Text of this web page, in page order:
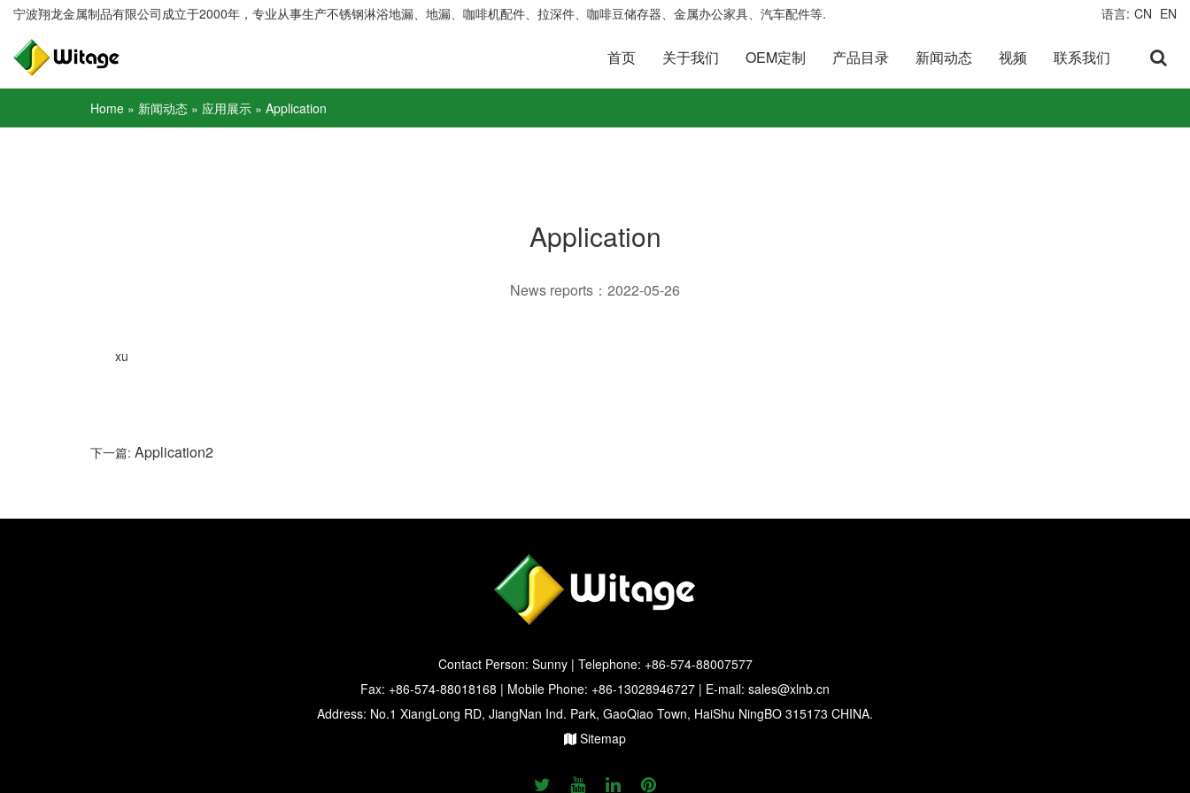
宁波翔龙金属制品有限公司成立于2000年，专业从事生产不锈钢淋浴地漏、地漏、咖啡机配件、拉深件、咖啡豆储存器、金属办公家具、汽车配件等. 语言: CN EN
首页 关于我们 OEM定制 产品目录 新闻动态 视频 联系我们
Home » 新闻动态 » 应用展示 » Application
Application
News reports：2022-05-26
xu
下一篇: Application2
Contact Person: Sunny | Telephone: +86-574-88007577
Fax: +86-574-88018168 | Mobile Phone: +86-13028946727 | E-mail: sales@xlnb.cn
Address: No.1 XiangLong RD, JiangNan Ind. Park, GaoQiao Town, HaiShu NingBO 315173 CHINA.
Sitemap